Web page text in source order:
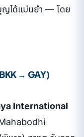
ญได้แม่นยำ — โดย
→ GAY)
International